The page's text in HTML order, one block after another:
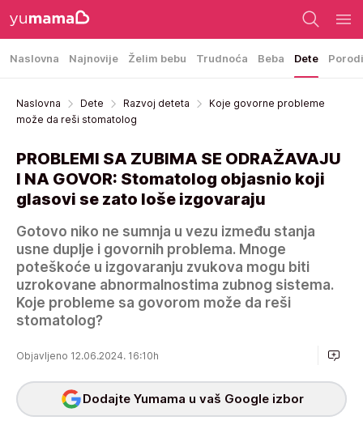
Naslovna Najnovije Želim bebu Trudnoća Beba Dete
Naslovna Dete Razvoj deteta
Koje govorne probleme
može da reši stomatolog
PROBLEMI SA ZUBIMA SE ODRAŽAVAJU
I NA GOVOR: Stomatolog objasnio koji
glasovi se zato loše izgovaraju
Gotovo niko ne sumnja u vezu između stanja
usne duplje i govornih problema. Mnoge
poteškoće u izgovaranju zvukova mogu biti
uzrokovane abnormalnostima zubnog sistema.
Koje probleme sa govorom može da reši
stomatolog?
Objavljeno 12.06.2024. 16:10h
Dodajte Yumama u vaš Google izbor